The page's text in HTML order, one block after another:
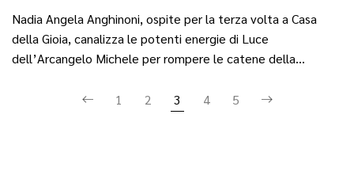
Nadia Angela Anghinoni, ospite per la terza volta a Casa
della Gioia, canalizza le potenti energie di Luce
dell’Arcangelo Michele per rompere le catene della…
1 2 3 4 5